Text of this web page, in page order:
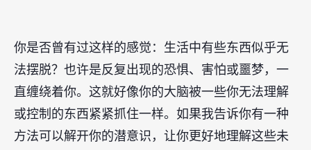
你是否曾有过这样的感觉：生活中有些东西似乎无
法摆脱？也许是反复出现的恐惧、害怕或噩梦，一
直缠绕着你。这就好像你的大脑被一些你无法理解
或控制的东西紧紧抓住一样。如果我告诉你有一种
方法可以解开你的潜意识，让你更好地理解这些未